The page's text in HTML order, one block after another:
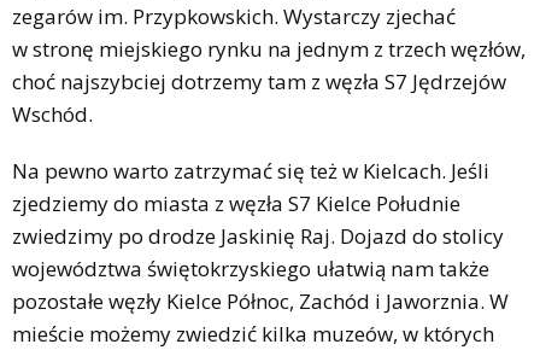
zegarów im. Przypkowskich. Wystarczy zjechać
w stronę miejskiego rynku na jednym z trzech węzłów,
choć najszybciej dotrzemy tam z węzła S7 Jędrzejów
Wschód.
Na pewno warto zatrzymać się też w Kielcach. Jeśli
zjedziemy do miasta z węzła S7 Kielce Południe
zwiedzimy po drodze Jaskinię Raj. Dojazd do stolicy
województwa świętokrzyskiego ułatwią nam także
pozostałe węzły Kielce Północ, Zachód i Jaworznia. W
mieście możemy zwiedzić kilka muzeów, w których